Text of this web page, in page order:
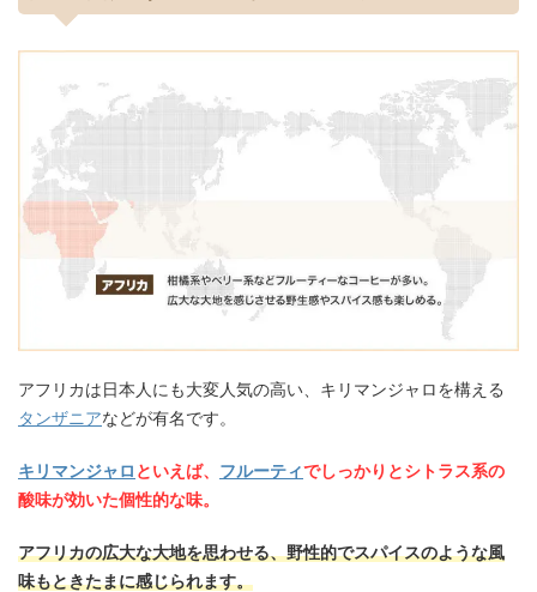
アフリカは日本人にも大変人気の高い、キリマンジャロを構える
タンザニアなどが有名です。
キリマンジャロ といえば、 フルーティでしっかりとシトラス系の
酸味が効いた個性的な味。
アフリカの広大な大地を思わせる、野性的でスパイスのような風
味もときたまに感じられます。